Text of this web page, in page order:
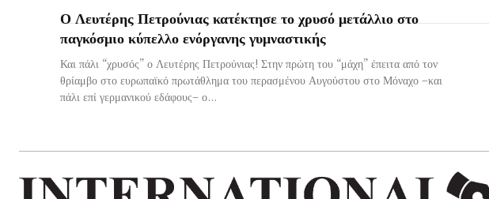
Ο Λευτέρης Πετρούνιας κατέκτησε το χρυσό μετάλλιο στο
παγκόσμιο κύπελλο ενόργανης γυμναστικής
Και πάλι “χρυσός” ο Λευτέρης Πετρούνιας! Στην πρώτη του “μάχη” έπειτα από τον
θρίαμβο στο ευρωπαϊκό πρωτάθλημα του περασμένου Αυγούστου στο Μόναχο –και
πάλι επί γερμανικού εδάφους– ο...